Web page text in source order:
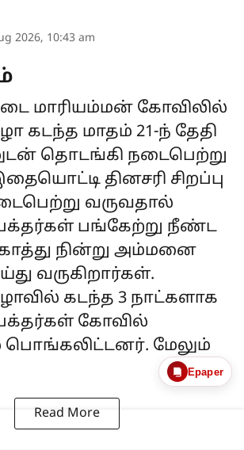
2026, 10:43 am
மாரியம்மன் கோவிலில்
கடந்த மாதம் 21-ந் தேதி
தொடங்கி நடைபெற்று
தினசரி சிறப்பு
வருவதால்
பங்கேற்று நீண்ட
நின்று அம்மனை
வருகிறார்கள்.
கடந்த 3 நாட்களாக
கோவில்
மேலும்
Read More
Epaper